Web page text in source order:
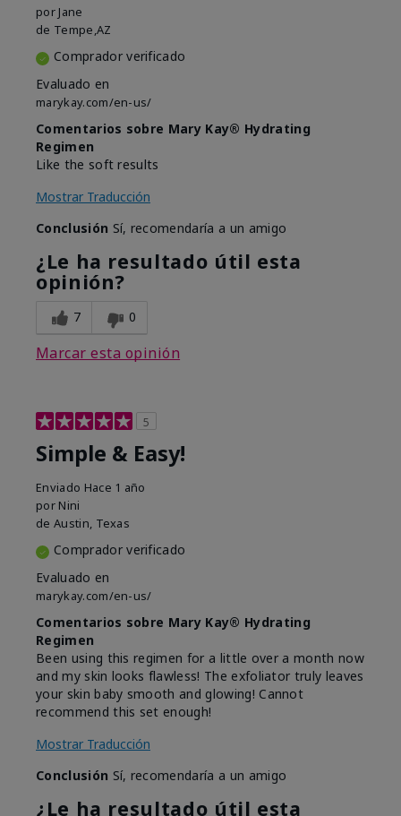
por Jane
de Tempe,AZ
Comprador verificado
Evaluado en
marykay.com/en-us/
Comentarios sobre Mary Kay® Hydrating
Regimen
Like the soft results
Mostrar Traducción
Conclusión Sí, recomendaría a un amigo
¿Le ha resultado útil esta
opinión?
7 0
Marcar esta opinión
5
Simple & Easy!
Enviado Hace 1 año
por Nini
de Austin, Texas
Comprador verificado
Evaluado en
marykay.com/en-us/
Comentarios sobre Mary Kay® Hydrating
Regimen
Been using this regimen for a little over a month now
and my skin looks flawless! The exfoliator truly leaves
your skin baby smooth and glowing! Cannot
recommend this set enough!
Mostrar Traducción
Conclusión Sí, recomendaría a un amigo
¿Le ha resultado útil esta